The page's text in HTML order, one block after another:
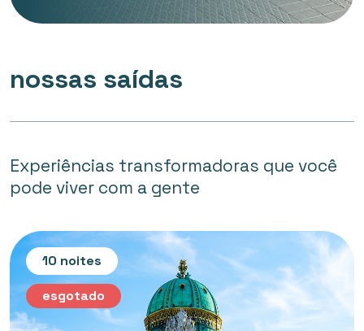
nossas saídas
Experiências transformadoras que você
pode viver com a gente
10 noites
esgotado